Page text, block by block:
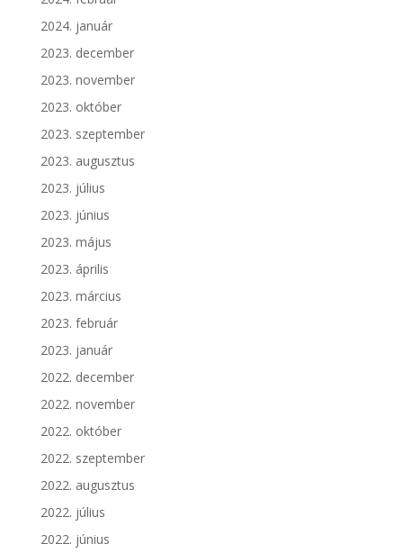
2024. január
2023. december
2023. november
2023. október
2023. szeptember
2023. augusztus
2023. július
2023. június
2023. május
2023. április
2023. március
2023. február
2023. január
2022. december
2022. november
2022. október
2022. szeptember
2022. augusztus
2022. július
2022. június